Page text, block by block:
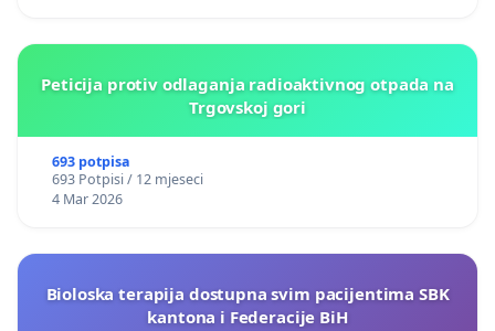
Peticija protiv odlaganja radioaktivnog otpada na
Trgovskoj gori
693 potpisa
693 Potpisi / 12 mjeseci
4 Mar 2026
Bioloska terapija dostupna svim pacijentima SBK
kantona i Federacije BiH